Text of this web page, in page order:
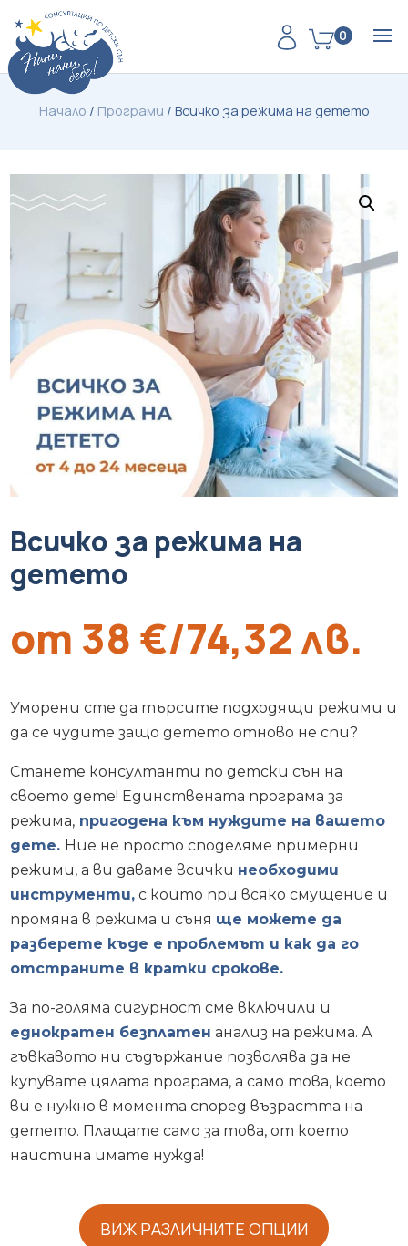
0
Начало / Програми / Всичко за режима на детето
Всичко за режима на
детето
от 38 €/74,32 лв.
Уморени сте да търсите подходящи режими и
да се чудите защо детето отново не спи?
Станете консултанти по детски сън на
своето дете! Единствената програма за
режима, пригодена към нуждите на вашето
дете. Ние не просто споделяме примерни
режими, а ви даваме всички необходими
инструменти, с които при всяко смущение и
промяна в режима и съня ще можете да
разберете къде е проблемът и как да го
отстраните в кратки срокове.
За по-голяма сигурност сме включили и
еднократен безплатен анализ на режима. А
гъвкавото ни съдържание позволява да не
купувате цялата програма, а само това, което
ви е нужно в момента според възрастта на
детето. Плащате само за това, от което
наистина имате нужда!
ВИЖ РАЗЛИЧНИТЕ ОПЦИИ